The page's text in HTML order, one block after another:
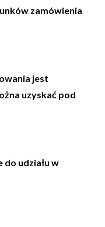
zamówienia
jest
uzyskać pod
udziału w